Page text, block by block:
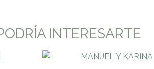
INTERESARTE